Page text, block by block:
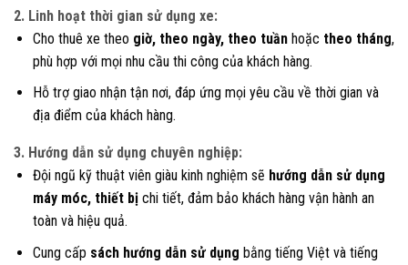
2. Linh hoạt thời gian sử dụng xe:
Cho thuê xe theo giờ, theo ngày, theo tuầnhoặc theo tháng,
phù hợp với mọi nhu cầu thi công của khách hàng.
Hỗ trợ giao nhận tận nơi, đáp ứng mọi yêu cầu về thời gian và
địa điểm của khách hàng.
3. Hướng dẫn sử dụng chuyên nghiệp:
Đội ngũ kỹ thuật viên giàu kinh nghiệm sẽ hướng dẫn sử dụng
máy móc, thiết bịchi tiết, đảm bảo khách hàng vận hành an
toàn và hiệu quả.
Cung cấp sách hướng dẫn sử dụng bằng tiếng Việt và tiếng